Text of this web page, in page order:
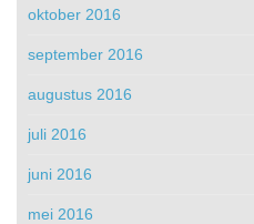
oktober 2016
september 2016
augustus 2016
juli 2016
juni 2016
mei 2016